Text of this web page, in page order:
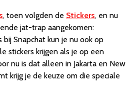
, toen volgden de Stickers, en nu
jat-trap aangekomen:
bij Snapchat kun je nu ook op
stickers krijgen als je op een
nu is dat alleen in Jakarta en New
krijg je de keuze om die speciale